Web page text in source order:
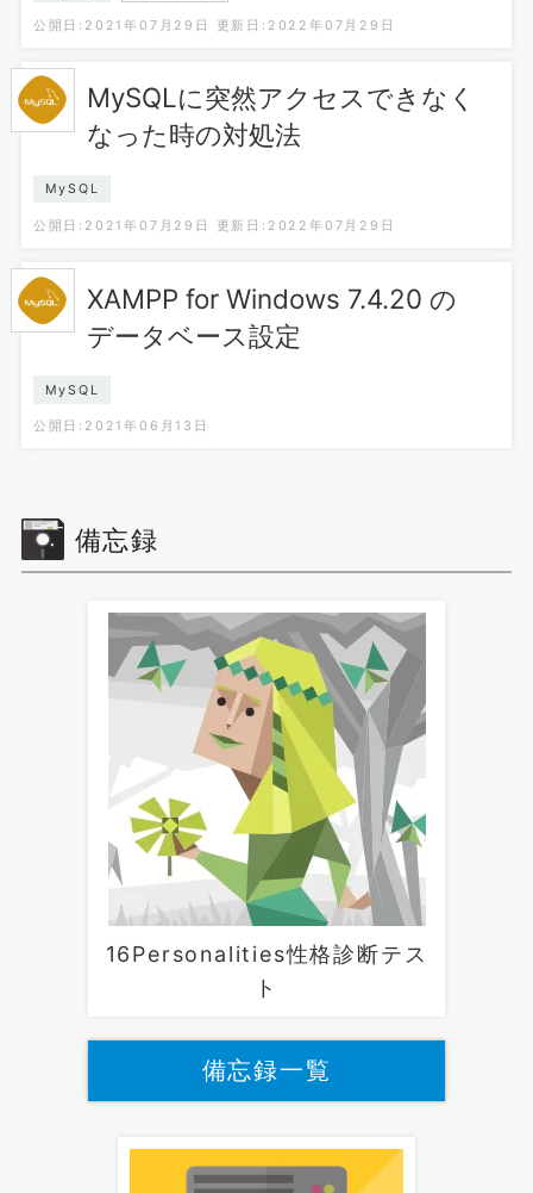
公開日:2021年07月29日 更新日:2022年07月29日
MySQLに突然アクセスできなく
なった時の対処法
MySQL
公開日:2021年07月29日 更新日:2022年07月29日
XAMPP for Windows 7.4.20 の
データベース設定
MySQL
公開日:2021年06月13日
備忘録
16Personalities性格診断テス
ト
備忘録一覧